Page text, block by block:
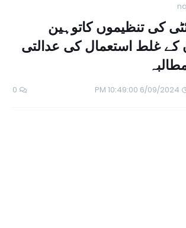
کی تنظیموں کاتوہین
کے غلط استعمال کی عدالتی
6/09/2024 10:49:00 PM
0